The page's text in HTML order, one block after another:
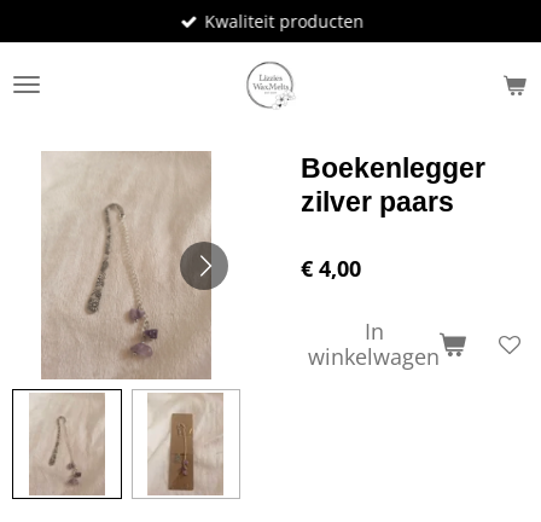
direct
naar
de
Kwaliteit producten
Boekenlegger
zilver paars
€ 4,00
In
winkelwagen